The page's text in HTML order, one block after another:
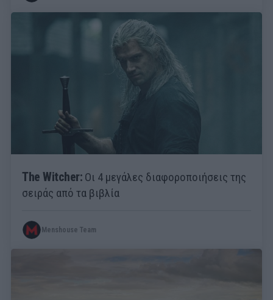
The Witcher: Οι 4 μεγάλες διαφοροποιήσεις της
σειράς από τα βιβλία
Menshouse Team